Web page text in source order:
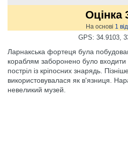
Оцінка
На основі 1
GPS: 34.9103,
Ларнакська фортеця була
кораблям заборонено було
постріл із кріпосних знарядь.
використовувалася як в'язниця.
невеликий музей.